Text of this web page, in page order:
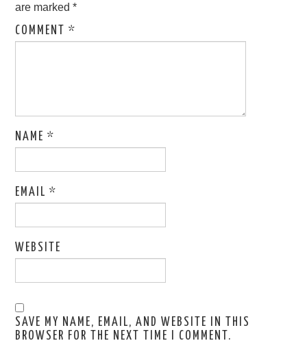
are marked*
COMMENT*
NAME*
EMAIL*
WEBSITE
SAVE MY NAME, EMAIL, AND WEBSITE IN THIS
BROWSER FOR THE NEXT TIME I COMMENT.